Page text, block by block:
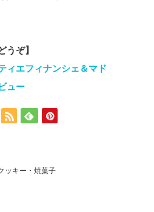
うぞ】
ィエフィナンシェ＆マド
ュー
ッキー・焼菓子